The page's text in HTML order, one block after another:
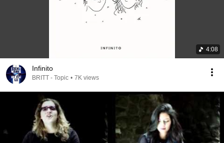
4:08
Infinito
BRITT - Topic • 7K views